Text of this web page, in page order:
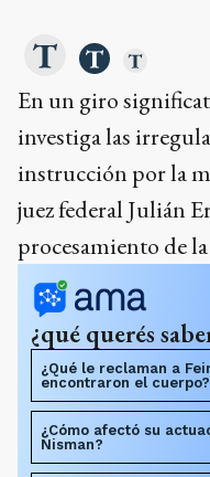
En un giro
investiga las
instrucción por la
juez federal Julián
procesamiento de
¿qué querés
¿Qué le reclaman a
encontraron el cuerpo?
¿Cómo afectó su
Nisman?